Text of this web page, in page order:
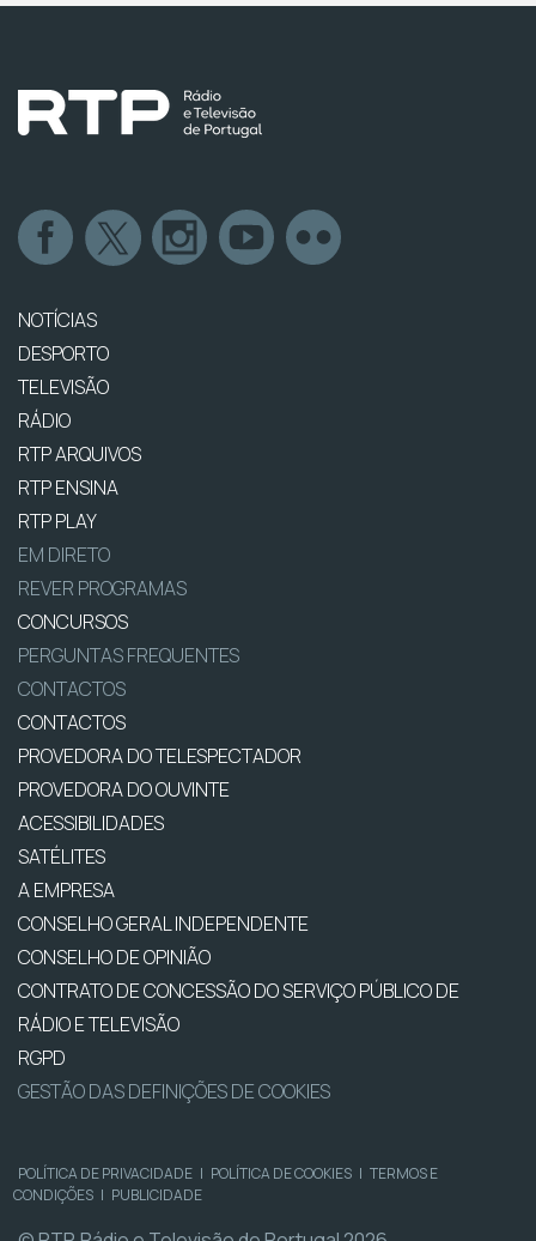
NOTÍCIAS
DESPORTO
TELEVISÃO
RÁDIO
RTP ARQUIVOS
RTP ENSINA
RTP PLAY
EM DIRETO
REVER PROGRAMAS
CONCURSOS
PERGUNTAS FREQUENTES
CONTACTOS
CONTACTOS
PROVEDORA DO TELESPECTADOR
PROVEDORA DO OUVINTE
ACESSIBILIDADES
SATÉLITES
A EMPRESA
CONSELHO GERAL INDEPENDENTE
CONSELHO DE OPINIÃO
CONTRATO DE CONCESSÃO DO SERVIÇO PÚBLICO DE
RÁDIO E TELEVISÃO
RGPD
GESTÃO DAS DEFINIÇÕES DE COOKIES
POLÍTICA DE PRIVACIDADE | POLÍTICA DE COOKIES | TERMOS E
CONDIÇÕES | PUBLICIDADE